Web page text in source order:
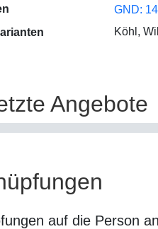
GND:
Köhl,
Angebote
auf die Person